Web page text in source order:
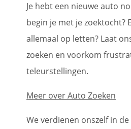
Je hebt een nieuwe auto
begin je met je zoektocht?
allemaal op letten? Laat
zoeken en voorkom
teleurstellingen.
Meer over Auto Zoeken
We verdienen onszelf in